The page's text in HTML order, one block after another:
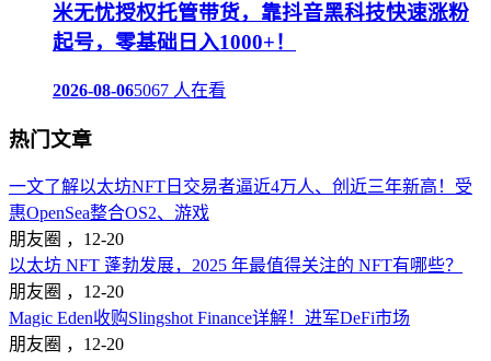
米无忧授权托管带货，靠抖音黑科技快速涨粉
起号，零基础日入1000+！
2026-08-065067 人在看
热门文章
一文了解以太坊NFT日交易者逼近4万人、创近三年新高！受
惠OpenSea整合OS2、游戏
朋友圈 ， 12-20
以太坊 NFT 蓬勃发展，2025 年最值得关注的 NFT有哪些？
朋友圈 ， 12-20
Magic Eden收购Slingshot Finance详解！进军DeFi市场
朋友圈 ， 12-20